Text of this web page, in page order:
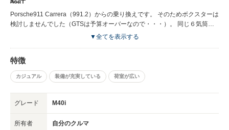
Porsche911 Carrera（991.2）からの乗り換えです。 そのためボクスターは
検討しませんでした（GTSは予算オーバーなので・・・）。 同じ６気筒エ
ンジンでの比較になってしまいますが、 Porscheのフラット６はやはりすご
「素晴らしいエンジン」だとか「音がいい」とか評論家さんやYouTuberさ
んたちが述べていますが、正直に申し上げてフラット６に慣れていると非常
に静かで穏やかで紳士的で安心感あります（カタログ値の加速は
991.2Carreraより優れているようです）。 例えるなら、フラット６がスパ
イスの効いたインドカレーで、シルキー６は洋食屋さんのビーフシチューっ
また、オープンカーは以前レンジローバーイヴォークのコンバーチブル（４
▼全てを表示する
特徴
カジュアル 装備が充実している 荷室が広い
グレード M40i
所有者 自分のクルマ